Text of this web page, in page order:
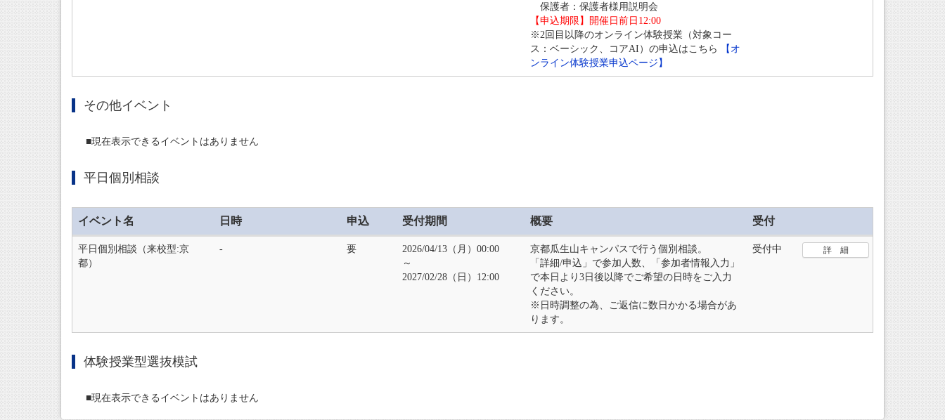
保護者：保護者様用説明会
【申込期限】開催日前日12:00
※2回目以降のオンライン体験授業（対象コー
ス：ベーシック、コアAI）の申込はこちら
【オ
ンライン体験授業申込ページ】
その他イベント
■現在表示できるイベントはありません
平日個別相談
イベント名 日時 申込 受付期間 概要 受付
平日個別相談（来校型:京
都）
‐ 要
2026/04/13（月）00:00
～
2027/02/28（日）12:00
京都瓜生山キャンパスで行う個別相談。
「詳細/申込」で参加人数、「参加者情報入力」
で本日より3日後以降でご希望の日時をご入力
ください。
※日時調整の為、ご返信に数日かかる場合があ
ります。
受付中 詳 細
体験授業型選抜模試
■現在表示できるイベントはありません